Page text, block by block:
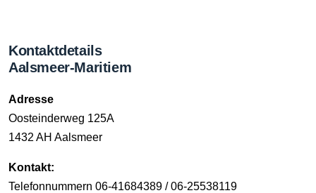
Kontaktdetails
Aalsmeer-Maritiem
Adresse
Oosteinderweg 125A
1432 AH Aalsmeer
Kontakt:
Telefonnummern 06-41684389 / 06-25538119